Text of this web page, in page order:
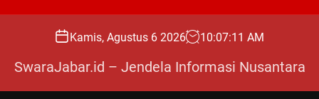
Kamis, Agustus 6 2026 10:07:13 AM
SwaraJabar.id – Jendela Informasi Nusantara